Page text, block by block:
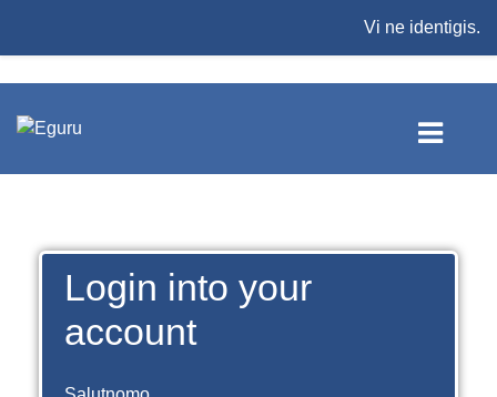
Vi ne identigis.
Login into your
account